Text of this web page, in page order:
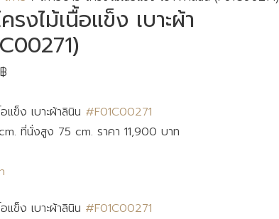
รงไม้เนื้อแข็ง เบาะผ้า
฿
แข็ง เบาะผ้าลินิน #F01C00271
ที่นั่งสูง 75 cm. ราคา 11,900 บาท
แข็ง เบาะผ้าลินิน #F01C00271